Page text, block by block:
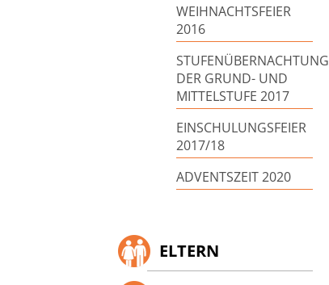
WEIHNACHTSFEIER
2016
STUFENÜBERNACHTUNG
DER GRUND- UND
MITTELSTUFE 2017
EINSCHULUNGSFEIER
2017/18
ADVENTSZEIT 2020
ELTERN